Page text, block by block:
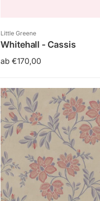
Anbieter:
Little Greene
Whitehall - Cassis
Normaler
ab €170,00